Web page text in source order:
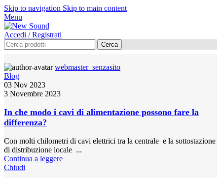
Skip to navigation Skip to main content
Menu
Accedi / Registrati
Cerca
webmaster_senzasito
Blog
03 Nov 2023
3 Novembre 2023
In che modo i cavi di alimentazione possono fare la
differenza?
Con molti chilometri di cavi elettrici tra la centrale e la sottostazione
di distribuzione locale ...
Continua a leggere
Chiudi